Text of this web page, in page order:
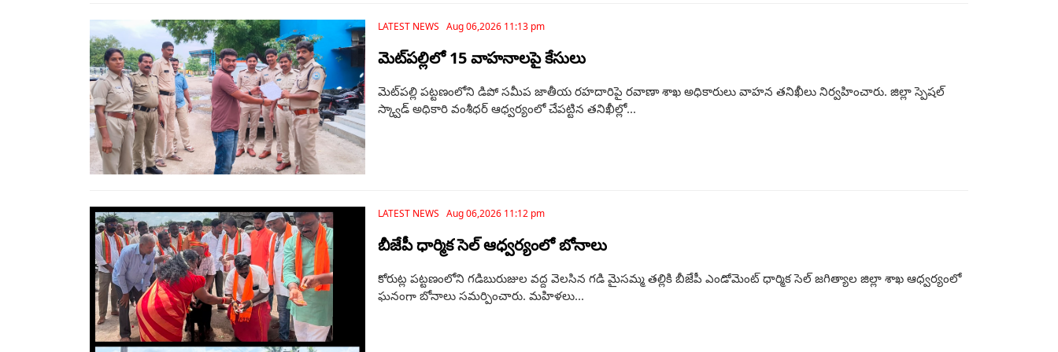
LATEST NEWS Aug 06,2026 11:13 pm
మెట్‌పల్లిలో 15 వాహనాలపై కేసులు
మెట్‌పల్లి పట్టణంలోని డిపో సమీప జాతీయ రహదారిపై రవాణా శాఖ అధికారులు వాహన తనిఖీలు నిర్వహించారు. జిల్లా స్పెషల్
స్క్వాడ్ అధికారి వంశీధర్ ఆధ్వర్యంలో చేపట్టిన తనిఖీల్లో...
LATEST NEWS Aug 06,2026 11:12 pm
బీజేపీ ధార్మిక సెల్ ఆధ్వర్యంలో బోనాలు
కోరుట్ల పట్టణంలోని గడిబురుజుల వద్ద వెలసిన గడి మైసమ్మ తల్లికి బీజేపీ ఎండోమెంట్ ధార్మిక సెల్ జగిత్యాల జిల్లా శాఖ ఆధ్వర్యంలో
ఘనంగా బోనాలు సమర్పించారు. మహిళలు...